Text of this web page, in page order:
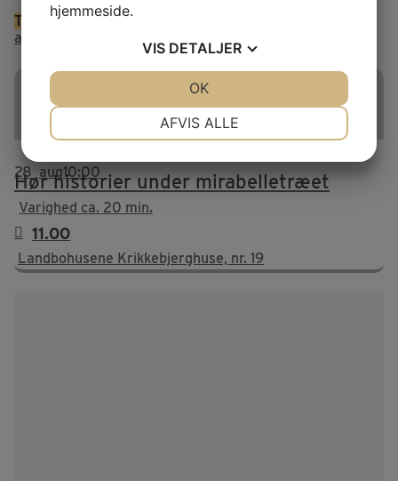
This is a repeating event
august 2026 10:00
Hør historier under
mirabelletræet
28 aug10:00
Hør historier under mirabelletræet
Varighed ca. 20 min.
11.00
Landbohusene Krikkebjerghuse, nr. 19
hjemmeside.
VIS DETALJER
MARKETING STATISTIK
AFVIS ALLE
OK